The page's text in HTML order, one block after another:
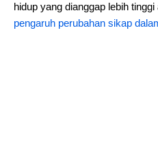
hidup yang dianggap lebih
pengaruh perubahan sikap